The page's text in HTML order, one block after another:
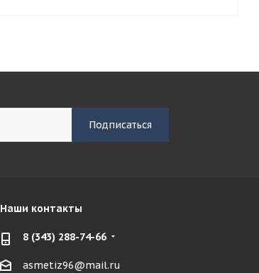
Наши контакты
8 (343) 288-74-66
asmetiz96@mail.ru